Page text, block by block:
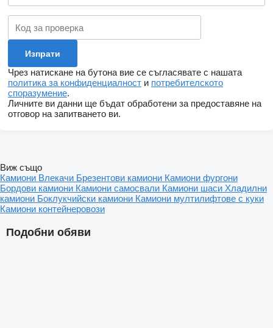
Чрез натискане на бутона вие се съгласявате с нашата
политика за конфиденциалност и потребителското
споразумение.
Личните ви данни ще бъдат обработени за предоставяне на
отговор на запитването ви.
Подобни обяви
Виж също
Камиони Влекачи Брезентови камиони Камиони фургони
Бордови камиони Камиони самосвали Камиони шаси Хладилни
камиони Боклукчийски камиони Камиони мултилифтове с куки
Камиони контейнеровози